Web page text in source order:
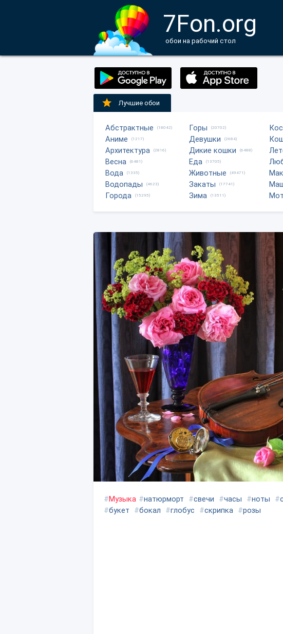
7Fon.org
обои на рабочий стол
Лучшие обои
Абстрактные (18042)
Аниме (1217)
Архитектура (2816)
Весна (6481)
Вода (1335)
Водопады (4623)
Города (15295)
Горы (20702)
Девушки (2684)
Дикие кошки (6488)
Еда (13705)
Животные (49471)
Закаты (17741)
Зима (13511)
#Музыка #натюрморт #свечи #часы #ноты #
#букет #бокал #глобус #скрипка #розы